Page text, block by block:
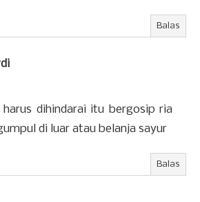
Balas
dihindarai itu bergosip ria
di luar atau belanja sayur
Balas